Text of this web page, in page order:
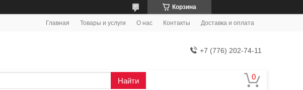
Корзина
Главная Товары и услуги О нас Контакты Доставка и оплата
+7 (776) 202-74-11
Найти